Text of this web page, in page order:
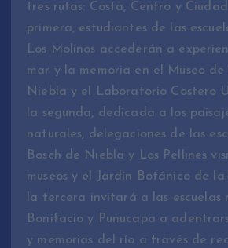
tres rutas: Costa, Centro y
primera, estudiantes de las
Los Molinos accederán a
mar y la memoria en el Museo
Niebla y el Laboratorio Costero
la segunda, dedicada a los
naturales, delegaciones de las
Bosch de Niebla y Los Pellines
museos y el Jardín Botánico de
la tercera invitará a las escuelas
Bonifacio y Punucapa a
y memorias del río a través de